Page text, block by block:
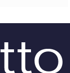
del